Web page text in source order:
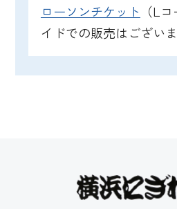
ローソンチケット （L
イドでの販売はございま